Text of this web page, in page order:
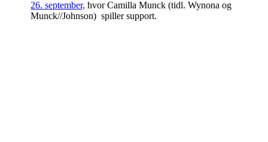
26. september, hvor Camilla Munck (tidl. Wynona og
Munck//Johnson) spiller support.